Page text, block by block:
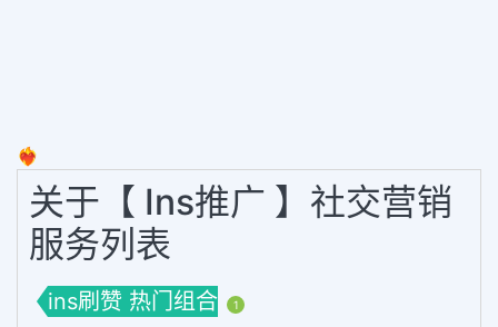
❤️‍🔥
关于【 Ins推广 】社交营销
服务列表
ins刷赞 热门组合 1